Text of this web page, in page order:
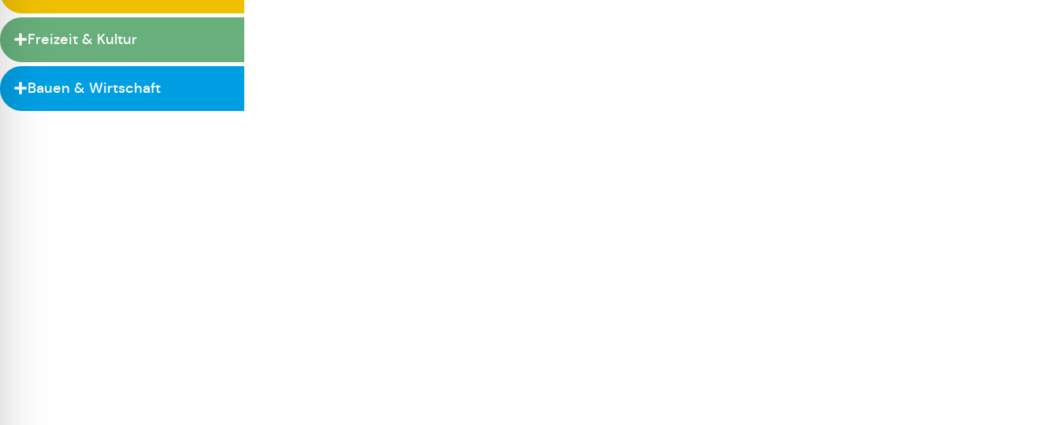
Freizeit & Kultur
Bauen & Wirtschaft